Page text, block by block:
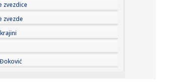
probiotici – kako deluju i kada mogu biti korisni?
u Beogradu o smrti Vladimira Cvijana: "Reč je o
...
ulazak u SEPA: Jeftiniji transferi novca iz
zvezdice
zvezde